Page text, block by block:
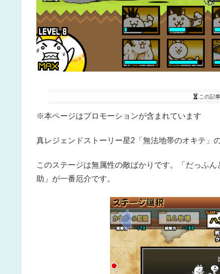
この記
※本ページはプロモーションが含まれています
真レジェンドストーリー星2「無法地帯のオキテ」
このステージは無属性の敵ばかりです。「だっふ
助」が一番厄介です。